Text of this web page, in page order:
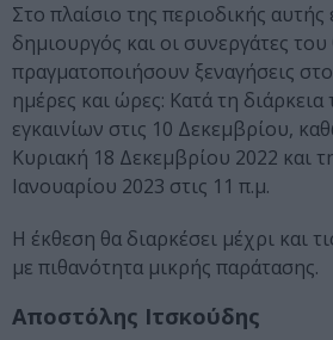
Στο πλαίσιο της περιοδικής αυτής
δημιουργός και οι συνεργάτες του
πραγματοποιήσουν ξεναγήσεις
ημέρες και ώρες: Κατά τη
εγκαινίων στις 10 Δεκεμβρίου,
Κυριακή 18 Δεκεμβρίου 2022 και
Ιανουαρίου 2023 στις 11 π.μ.
Η έκθεση θα διαρκέσει μέχρι και
με πιθανότητα μικρής παράτασης.
Αποστόλης Ιτσκούδης